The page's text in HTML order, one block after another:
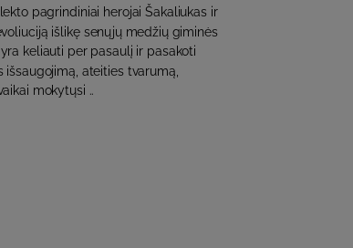
pagrindiniai herojai Šakaliukas ir
išlikę senųjų medžių giminės
keliauti per pasaulį ir pasakoti
ateities tvarumą,
mokytųsi ..